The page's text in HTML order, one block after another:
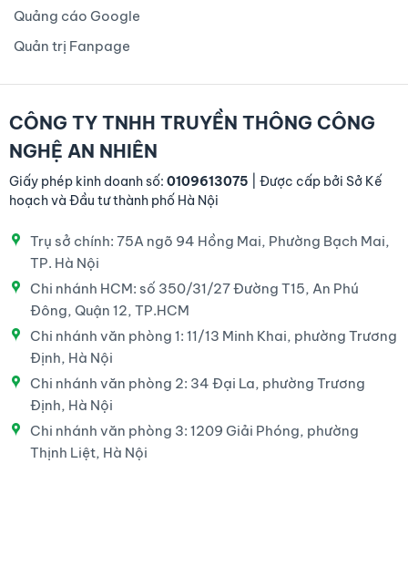
Quảng cáo Google
Quản trị Fanpage
CÔNG TY TNHH TRUYỀN THÔNG CÔNG
NGHỆ AN NHIÊN
Giấy phép kinh doanh số: 0109613075 | Được cấp bởi Sở Kế
hoạch và Đầu tư thành phố Hà Nội
Trụ sở chính: 75A ngõ 94 Hồng Mai, Phường Bạch Mai,
TP. Hà Nội
Chi nhánh HCM: số 350/31/27 Đường T15, An Phú
Đông, Quận 12, TP.HCM
Chi nhánh văn phòng 1: 11/13 Minh Khai, phường Trương
Định, Hà Nội
Chi nhánh văn phòng 2: 34 Đại La, phường Trương
Định, Hà Nội
Chi nhánh văn phòng 3: 1209 Giải Phóng, phường
Thịnh Liệt, Hà Nội